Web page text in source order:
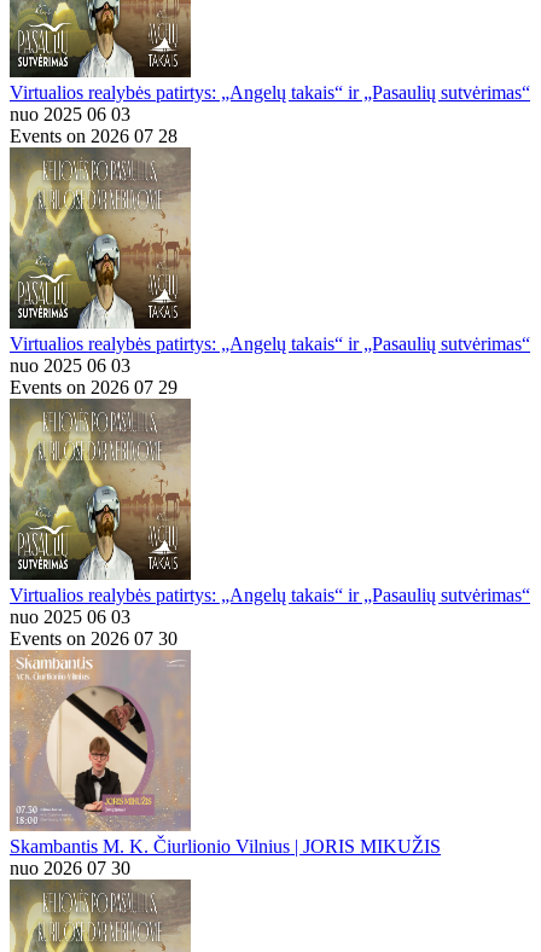
Virtualios realybės patirtys: „Angelų takais“ ir „Pasaulių sutvėrimas“
nuo 2025 06 03
Events on 2026 07 28
Virtualios realybės patirtys: „Angelų takais“ ir „Pasaulių sutvėrimas“
nuo 2025 06 03
Events on 2026 07 29
Virtualios realybės patirtys: „Angelų takais“ ir „Pasaulių sutvėrimas“
nuo 2025 06 03
Events on 2026 07 30
Skambantis M. K. Čiurlionio Vilnius | JORIS MIKUŽIS
nuo 2026 07 30